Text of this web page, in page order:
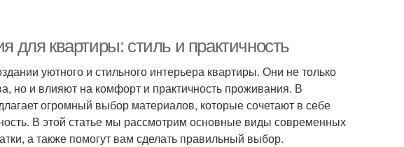
квартиры: стиль и практичность
уютного и стильного интерьера квартиры. Они не только
но и влияют на комфорт и практичность проживания. В
огромный выбор материалов, которые сочетают в себе
В этой статье мы рассмотрим основные виды современных
а также помогут вам сделать правильный выбор.